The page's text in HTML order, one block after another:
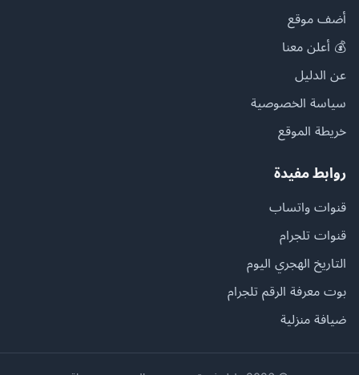
أضف موقع
💰 أعلن معنا
عن الدليل
سياسة الخصوصية
خريطة الموقع
روابط مفيدة
قنوات واتساب
قنوات تلجرام
التاريخ الهجري اليوم
بوت معرفة الرقم تلجرام
ضيافة منزلية